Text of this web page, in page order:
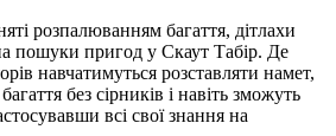
розпалюванням багаття, дітлахи
пошуки пригод у Скаут Табір. Де
навчатимуться розставляти намет,
без сірників і навіть зможуть
всі свої знання на